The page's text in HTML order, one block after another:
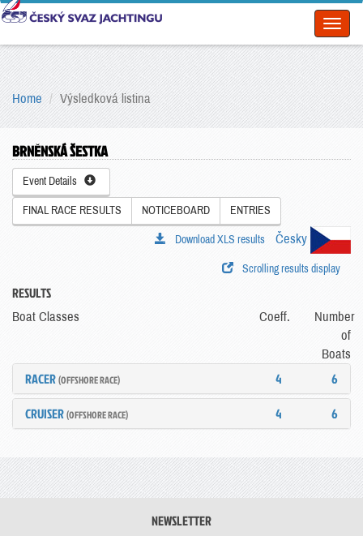
Home Výsledková listina
BRNĚNSKÁ ŠESTKA
Event Details
FINAL RACE RESULTS NOTICEBOARD ENTRIES
Česky
Download XLS results
Scrolling results display
RESULTS
Boat Classes Coeff.
Number
of
Boats
RACER(OFFSHORE RACE) 4
6
CRUISER(OFFSHORE RACE) 4 6
NEWSLETTER